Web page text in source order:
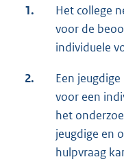
1.
Het college
voor de
individuele
2.
Een
voor een
het
jeugdige en
hulpvraag